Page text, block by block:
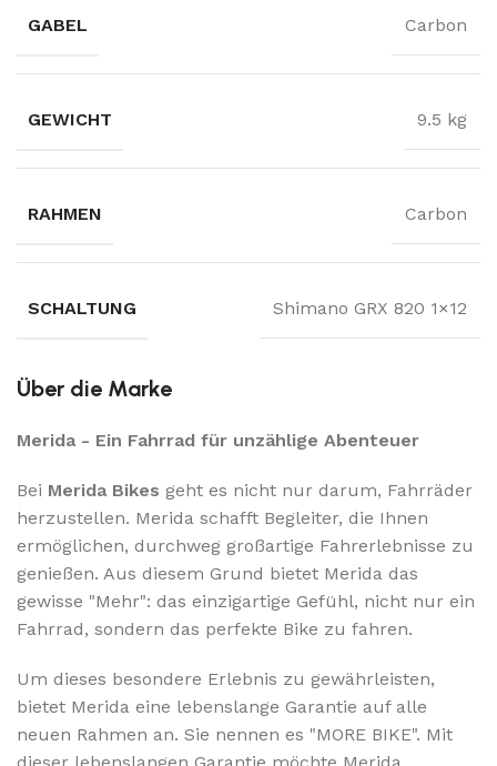
GABEL Carbon
GEWICHT 9.5 kg
RAHMEN Carbon
SCHALTUNG Shimano GRX 820 1×12
Über die Marke
Merida - Ein Fahrrad für unzählige Abenteuer
Bei Merida Bikes geht es nicht nur darum, Fahrräder
herzustellen. Merida schafft Begleiter, die Ihnen
ermöglichen, durchweg großartige Fahrerlebnisse zu
genießen. Aus diesem Grund bietet Merida das
gewisse "Mehr": das einzigartige Gefühl, nicht nur ein
Fahrrad, sondern das perfekte Bike zu fahren.
Um dieses besondere Erlebnis zu gewährleisten,
bietet Merida eine lebenslange Garantie auf alle
neuen Rahmen an. Sie nennen es "MORE BIKE". Mit